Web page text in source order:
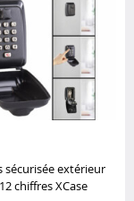
sécurisée extérieur
chiffres XCase